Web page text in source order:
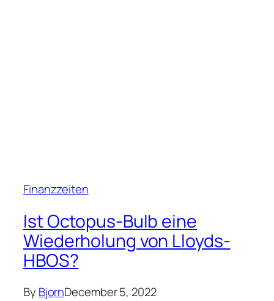
Finanzzeiten
Ist Octopus-Bulb eine
Wiederholung von Lloyds-
HBOS?
By BjornDecember 5, 2022